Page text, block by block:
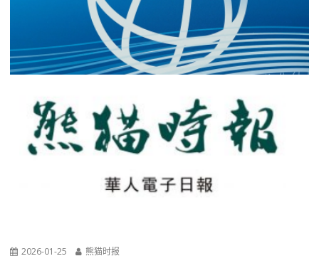
2026-01-25 熊猫时报